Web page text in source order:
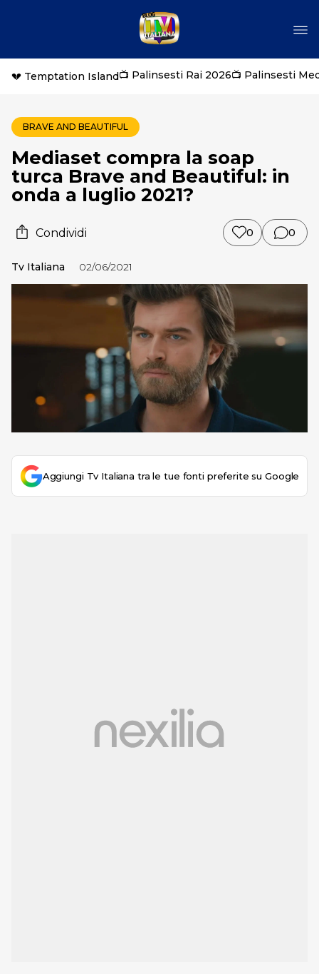
💔 Temptation Island📺 Palinsesti Rai 2026📺 Palinsesti
BRAVE AND BEAUTIFUL
Mediaset compra la soap
turca Brave and Beautiful: in
onda a luglio 2021?
Condividi 0 0
Tv Italiana 02/06/2021
Aggiungi Tv Italiana tra le tue fonti preferite su Google